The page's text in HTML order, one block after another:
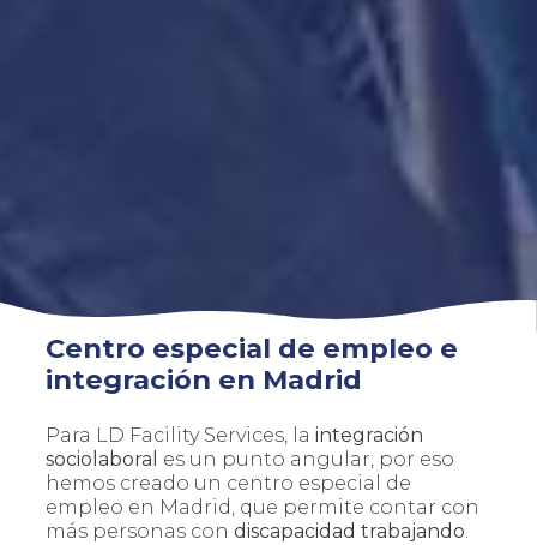
Centro especial de empleo e
integración en Madrid
Para LD Facility Services, la integración
sociolaboral es un punto angular, por eso
hemos creado un centro especial de
empleo en Madrid, que permite contar con
más personas con discapacidad trabajando.